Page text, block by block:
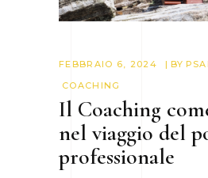
FEBBRAIO 6, 2024 BY
COACHING
Il Coaching
nel viaggio del
professionale